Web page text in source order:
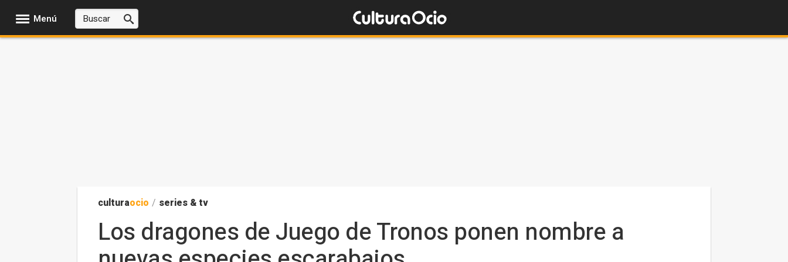
Menú
culturaocio / series & tv
Los dragones de Juego de Tronos ponen nombre a